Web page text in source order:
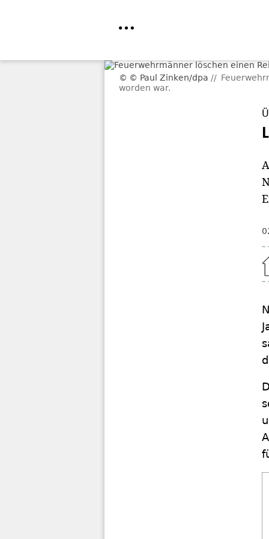
© Paul Zinken/dpa
worden war.